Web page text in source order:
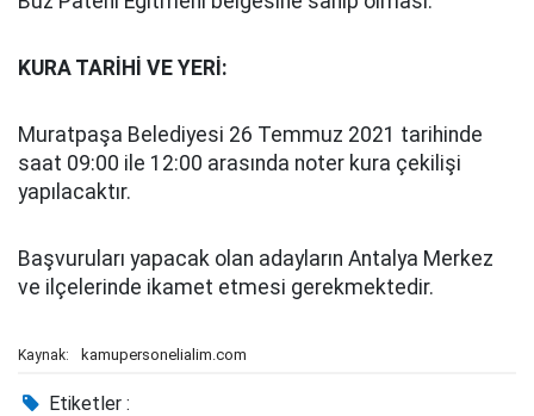
KURA TARİHİ VE YERİ:
Muratpaşa Belediyesi 26 Temmuz 2021 tarihinde
saat 09:00 ile 12:00 arasında noter kura çekilişi
yapılacaktır.
Başvuruları yapacak olan adayların Antalya Merkez
ve ilçelerinde ikamet etmesi gerekmektedir.
Kaynak: kamupersonelialim.com
Etiketler :